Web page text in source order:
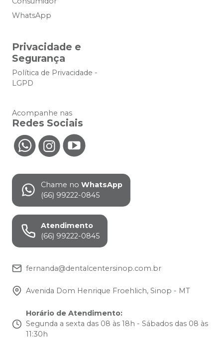
WhatsApp
Privacidade e
Segurança
Política de Privacidade -
LGPD
Acompanhe nas
Redes Sociais
Chame no WhatsApp
(66) 99222-0845
Atendimento
(66) 99222-0845
fernanda@dentalcentersinop.com.br
Avenida Dom Henrique Froehlich, Sinop - MT
Horário de Atendimento:
Segunda a sexta das 08 às 18h - Sábados das 08 às
11:30h